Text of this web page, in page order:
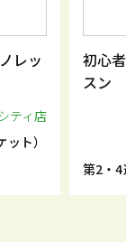
レッ
ティ店
ト）
初心
スン
第2・